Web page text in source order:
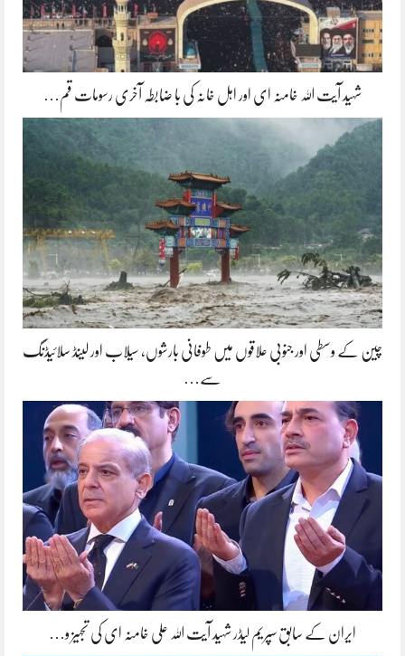
شہید آیت اللہ خامنہ ای اور اہل خانہ کی با ضابطہ آخری رسومات قم…
چین کے وسطی اور جنوبی علاقوں میں طوفانی بارشوں، سیلاب اور لینڈ سلائیڈنگ
سے…
ایران کے سابق سپریم لیڈر شہید آیت اللہ علی خامنہ ای کی تجہیز و…